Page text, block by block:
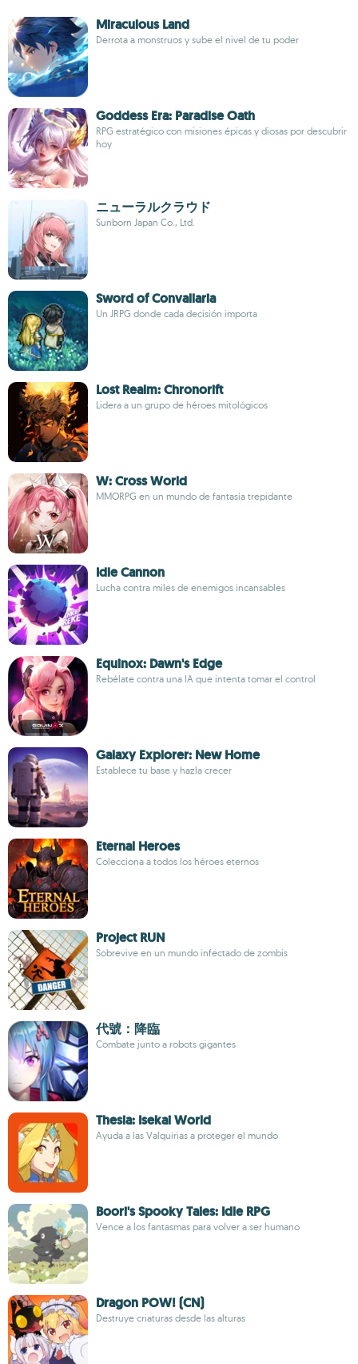
Miraculous Land
Derrota a monstruos y sube el nivel de tu poder
Goddess Era: Paradise Oath
RPG estratégico con misiones épicas y diosas por descubrir
hoy
ニューラルクラウド
Sunborn Japan Co., Ltd.
Sword of Convallaria
Un JRPG donde cada decisión importa
Lost Realm: Chronorift
Lidera a un grupo de héroes mitológicos
W: Cross World
MMORPG en un mundo de fantasía trepidante
Idle Cannon
Lucha contra miles de enemigos incansables
Equinox: Dawn's Edge
Rebélate contra una IA que intenta tomar el control
Galaxy Explorer: New Home
Establece tu base y hazla crecer
Eternal Heroes
Colecciona a todos los héroes eternos
Project RUN
Sobrevive en un mundo infectado de zombis
代號：降臨
Combate junto a robots gigantes
Thesia: Isekai World
Ayuda a las Valquirias a proteger el mundo
Boori's Spooky Tales: Idle RPG
Vence a los fantasmas para volver a ser humano
Dragon POW! (CN)
Destruye criaturas desde las alturas